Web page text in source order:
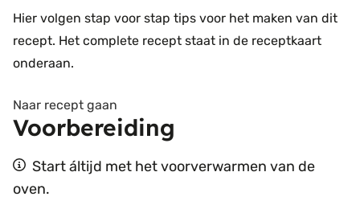
Hier volgen stap voor stap tips voor het maken van dit
recept. Het complete recept staat in de receptkaart
onderaan.
Naar recept gaan
Voorbereiding
Start áltijd met het voorverwarmen van de
oven.